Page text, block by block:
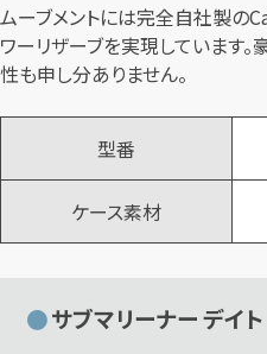
ムーブメントには完全自社製の
ワーリザーブを実現しています
性も申し分ありません。
型番
ケース素材
サブマリーナー デイト